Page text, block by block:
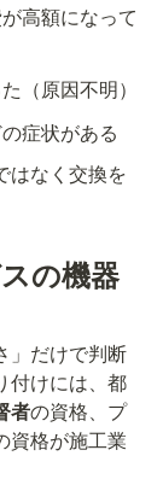
高額になって
（原因不明）
症状がある
はなく交換を
の機器
」だけで判断
付けには、都
者の資格、プ
資格が施工業